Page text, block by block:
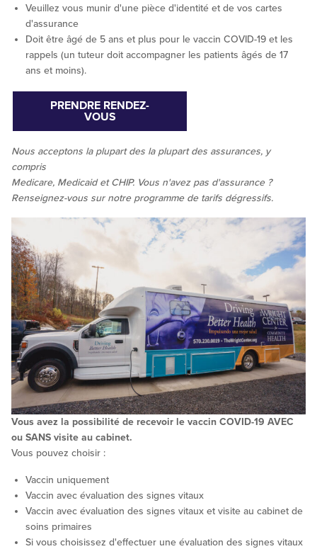
Veuillez vous munir d'une pièce d'identité et de vos cartes
d'assurance
Doit être âgé de 5 ans et plus pour le vaccin COVID-19 et les
rappels (un tuteur doit accompagner les patients âgés de 17
ans et moins).
PRENDRE RENDEZ-
VOUS
Nous acceptons la plupart des la plupart des assurances, y
compris
Medicare, Medicaid et CHIP. Vous n'avez pas d'assurance ?
Renseignez-vous sur notre programme de tarifs dégressifs.
Vous avez la possibilité de recevoir le vaccin COVID-19 AVEC
ou SANS visite au cabinet.
Vous pouvez choisir :
Vaccin uniquement
Vaccin avec évaluation des signes vitaux
Vaccin avec évaluation des signes vitaux et visite au cabinet de
soins primaires
Si vous choisissez d'effectuer une évaluation des signes vitaux